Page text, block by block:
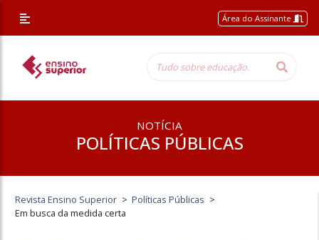
Área do Assinante
NOTÍCIA
POLÍTICAS PÚBLICAS
Revista Ensino Superior > Políticas Públicas >
Em busca da medida certa